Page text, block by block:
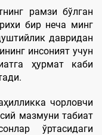
рамзи бўлган
бир неча минг
давридан
инсоният учун
ҳурмат каби
чорловчи
мазмуни табиат
ўртасидаги